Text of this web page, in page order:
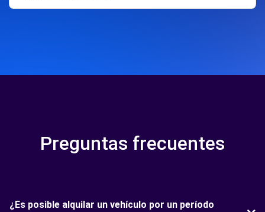
Preguntas frecuentes
¿Es posible alquilar un vehículo por un período